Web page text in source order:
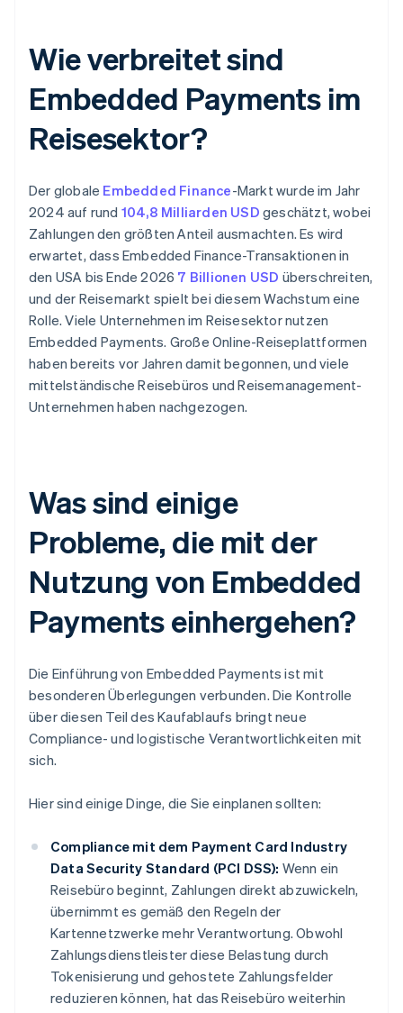
Wie verbreitet sind
Embedded Payments im
Reisesektor?
Der globale Embedded Finance-Markt wurde im Jahr
2024 auf rund 104,8 Milliarden USD geschätzt, wobei
Zahlungen den größten Anteil ausmachten. Es wird
erwartet, dass Embedded Finance-Transaktionen in
den USA bis Ende 2026 7 Billionen USD überschreiten,
und der Reisemarkt spielt bei diesem Wachstum eine
Rolle. Viele Unternehmen im Reisesektor nutzen
Embedded Payments. Große Online-Reiseplattformen
haben bereits vor Jahren damit begonnen, und viele
mittelständische Reisebüros und Reisemanagement-
Unternehmen haben nachgezogen.
Was sind einige
Probleme, die mit der
Nutzung von Embedded
Payments einhergehen?
Die Einführung von Embedded Payments ist mit
besonderen Überlegungen verbunden. Die Kontrolle
über diesen Teil des Kaufablaufs bringt neue
Compliance- und logistische Verantwortlichkeiten mit
sich.
Hier sind einige Dinge, die Sie einplanen sollten:
Compliance mit dem Payment Card Industry
Data Security Standard (PCI DSS): Wenn ein
Reisebüro beginnt, Zahlungen direkt abzuwickeln,
übernimmt es gemäß den Regeln der
Kartennetzwerke mehr Verantwortung. Obwohl
Zahlungsdienstleister diese Belastung durch
Tokenisierung und gehostete Zahlungsfelder
reduzieren können, hat das Reisebüro weiterhin